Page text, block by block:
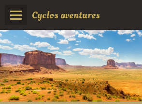
Cyclos aventures